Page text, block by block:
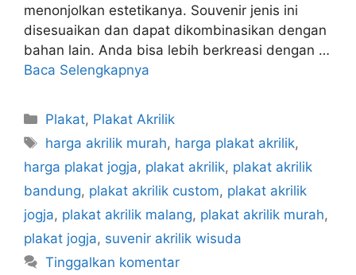
menonjolkan estetikanya. Souvenir jenis ini
disesuaikan dan dapat dikombinasikan dengan
bahan lain. Anda bisa lebih berkreasi dengan …
Baca Selengkapnya
Kategori
Plakat, Plakat Akrilik
Tag
harga akrilik murah, harga plakat akrilik,
harga plakat jogja, plakat akrilik, plakat akrilik
bandung, plakat akrilik custom, plakat akrilik
jogja, plakat akrilik malang, plakat akrilik murah,
plakat jogja, suvenir akrilik wisuda
Tinggalkan komentar